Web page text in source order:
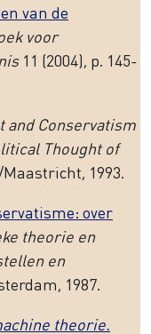
van de
voor
11 (2004), p. 145-
and Conservatism
Thought of
1993.
over
theorie en
en
1987.
theorie.